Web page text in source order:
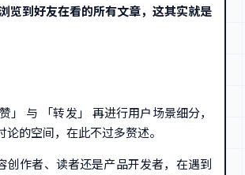
览到好友在看的所有文章，这其实就是
」 与 「转发」 再进行用户场景细分，
论的空间，在此不过多赘述。
创作者、读者还是产品开发者，在遇到